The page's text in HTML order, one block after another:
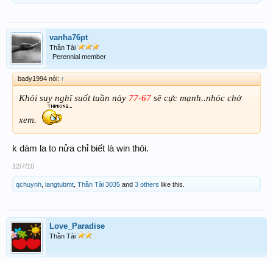
vanha76pt
Thần Tài
Perennial member
bady1994 nói: ↑
Khỏi suy nghĩ suốt tuần này 77-67 sẽ cực mạnh..nhóc chờ
xem.
k dàm la to nửa chỉ biết là win thôi.
12/7/10
qchuynh langtubmt Thần Tài 3035 and 3 others like this.
Love_Paradise
Thần Tài